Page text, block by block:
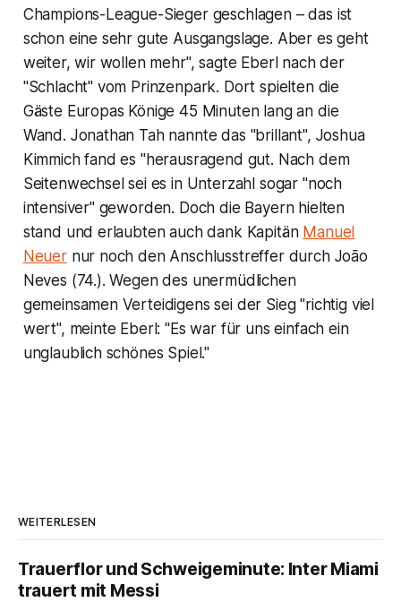
Champions-League-Sieger geschlagen – das ist
schon eine sehr gute Ausgangslage. Aber es geht
weiter, wir wollen mehr", sagte Eberl nach der
"Schlacht" vom Prinzenpark. Dort spielten die
Gäste Europas Könige 45 Minuten lang an die
Wand. Jonathan Tah nannte das "brillant", Joshua
Kimmich fand es "herausragend gut. Nach dem
Seitenwechsel sei es in Unterzahl sogar "noch
intensiver" geworden. Doch die Bayern hielten
stand und erlaubten auch dank Kapitän Manuel
Neuernur noch den Anschlusstreffer durch João
Neves (74.). Wegen des unermüdlichen
gemeinsamen Verteidigens sei der Sieg "richtig viel
wert", meinte Eberl: "Es war für uns einfach ein
unglaublich schönes Spiel."
WEITERLESEN
Trauerflor und Schweigeminute: Inter Miami
trauert mit Messi